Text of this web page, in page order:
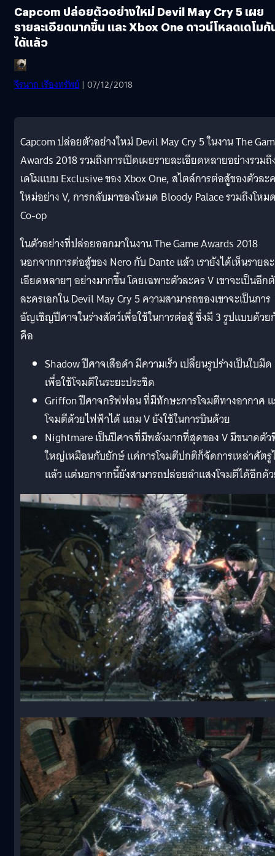
Capcom ปล่อยตัวอย่างใหม่ Devil May Cry 5 เผย
รายละเอียดมากขึ้น เเละ Xbox One ดาวน์โหลดเดโมกั
ได้เเล้ว
จีรนาถ เรืองทรัพย์ | 07/12/2018
Capcom ปล่อยตัวอย่างใหม่ Devil May Cry 5 ในงาน The
Awards 2018 รวมถึงการเปิดเผยรายละเอียดหลายอย่างรวมถึ
เดโมแบบ Exclusive ของ Xbox One, สไตล์การต่อสู้ของตัวละ
ใหม่อย่าง V, การกลับมาของโหมด Bloody Palace รวมถึงโหม
Co-op
ในตัวอย่างที่ปล่อยออกมาในงาน The Game Awards 2018
นอกจากการต่อสู้ของ Nero กับ Dante แล้ว เรายังได้เห็นรายละ
เอียดหลายๆ อย่างมากขึ้น โดยเฉพาะตัวละคร V เขาจะเป็นอีก
ละครเอกใน Devil May Cry 5 ความสามารถของเขาจะเป็นการ
อัญเชิญปีศาจในร่างสัตว์เพื่อใช้ในการต่อสู้ ซึ่งมี 3 รูปแบบด้วย
คือ
Shadow ปีศาจเสือดำ มีความเร็ว เปลี่ยนรูปร่างเป็นใบมีด
เพื่อใช้โจมตีในระยะประชิด
Griffon ปีศาจกริฟฟอน ที่มีทักษะการโจมตีทางอากาศ เ
โจมตีด้วยไฟฟ้าได้ เเถม V ยังใช้ในการบินด้วย
Nightmare เป็นปีศาจที่มีพลังมากที่สุดของ V มีขนาดตั
ใหญ่เหมือนกับยักษ์ แค่การโจมตีปกติก็จัดการเหล่าศัตรู
แล้ว แต่นอกจากนี้ยังสามารถปล่อยลำเเสงโจมตีได้อีกด้